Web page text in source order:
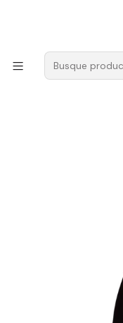
para
Productores
Quinta da Fonte do